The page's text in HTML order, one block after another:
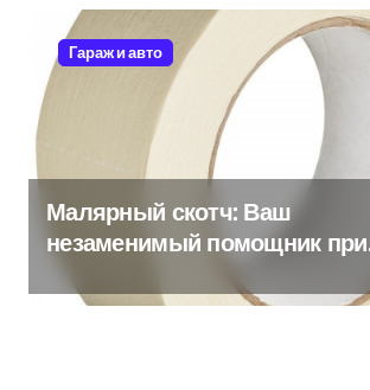
Гараж и авто
Малярный скотч: Ваш
незаменимый помощник при